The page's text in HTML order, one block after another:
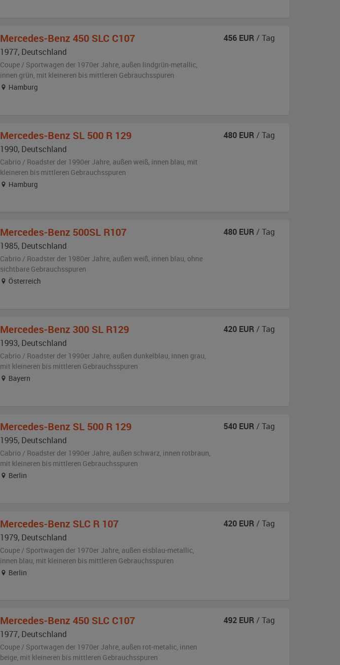
Mercedes-Benz 450 SLC C107
1977, Deutschland
Coupe / Sportwagen der 1970er Jahre, außen lindgrün-metallic,
innen grün, mit kleineren bis mittleren Gebrauchsspuren
Hamburg
456 EUR / Tag
Mercedes-Benz SL 500 R 129
1990, Deutschland
Cabrio / Roadster der 1990er Jahre, außen weiß, innen blau, mit
kleineren bis mittleren Gebrauchsspuren
Hamburg
480 EUR / Tag
Mercedes-Benz 500SL R107
1985, Deutschland
Cabrio / Roadster der 1980er Jahre, außen weiß, innen blau, ohne
sichtbare Gebrauchsspuren
Österreich
480 EUR / Tag
Mercedes-Benz 300 SL R129
1993, Deutschland
Cabrio / Roadster der 1990er Jahre, außen dunkelblau, innen grau,
mit kleineren bis mittleren Gebrauchsspuren
Bayern
420 EUR / Tag
Mercedes-Benz SL 500 R 129
1995, Deutschland
Cabrio / Roadster der 1990er Jahre, außen schwarz, innen rotbraun,
mit kleineren bis mittleren Gebrauchsspuren
Berlin
540 EUR / Tag
Mercedes-Benz SLC R 107
1979, Deutschland
Coupe / Sportwagen der 1970er Jahre, außen eisblau-metallic,
innen blau, mit kleineren bis mittleren Gebrauchsspuren
Berlin
420 EUR / Tag
Mercedes-Benz 450 SLC C107
1977, Deutschland
Coupe / Sportwagen der 1970er Jahre, außen rot-metalic, innen
beige, mit kleineren bis mittleren Gebrauchsspuren
492 EUR / Tag